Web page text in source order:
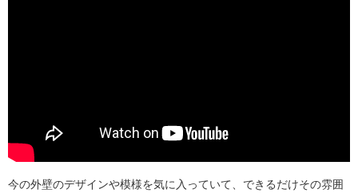
今の外壁のデザインや模様を気に入っていて、できるだけその雰囲